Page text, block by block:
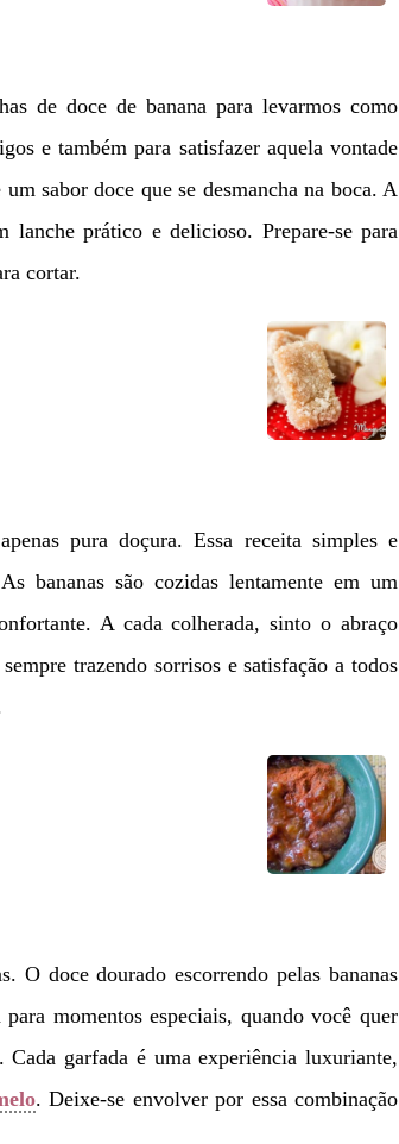
de doce de banana para levarmos como
e também para satisfazer aquela vontade
sabor doce que se desmancha na boca. A
lanche prático e delicioso. Prepare-se para
cortar.
pura doçura. Essa receita simples e
bananas são cozidas lentamente em um
A cada colherada, sinto o abraço
trazendo sorrisos e satisfação a todos
O doce dourado escorrendo pelas bananas
momentos especiais, quando você quer
Cada garfada é uma experiência luxuriante,
. Deixe-se envolver por essa combinação